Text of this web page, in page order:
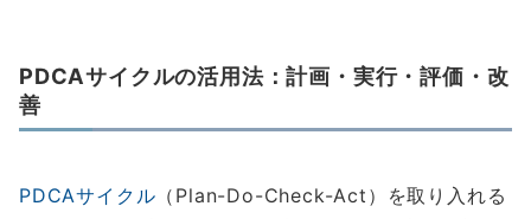
PDCAサイクルの活用法：計画・実行・評価・改
善
PDCAサイクル （Plan-Do-Check-Act）を取り入れる